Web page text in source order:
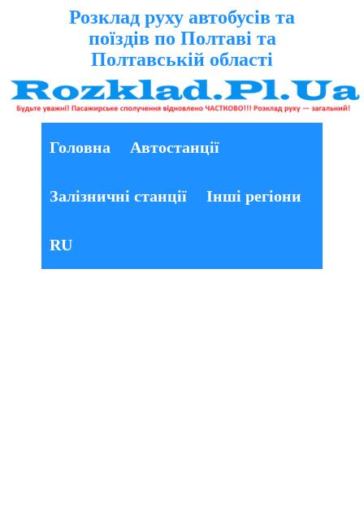
Розклад руху автобусів та
поїздів по Полтаві та
Полтавській області
Головна Автостанції
Залізничні станції Інші регіони
RU